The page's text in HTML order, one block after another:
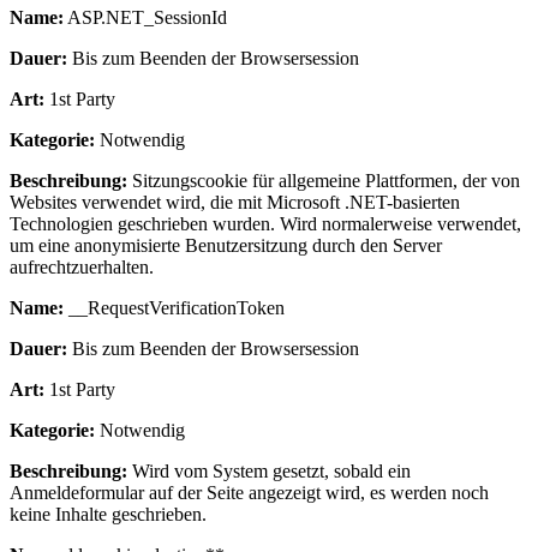
Name: ASP.NET_SessionId
Dauer: Bis zum Beenden der Browsersession
Art: 1st Party
Kategorie: Notwendig
Beschreibung: Sitzungscookie für allgemeine Plattformen, der von
Websites verwendet wird, die mit Microsoft .NET-basierten
Technologien geschrieben wurden. Wird normalerweise verwendet,
um eine anonymisierte Benutzersitzung durch den Server
aufrechtzuerhalten.
Name: __RequestVerificationToken
Dauer: Bis zum Beenden der Browsersession
Art: 1st Party
Kategorie: Notwendig
Beschreibung: Wird vom System gesetzt, sobald ein
Anmeldeformular auf der Seite angezeigt wird, es werden noch
keine Inhalte geschrieben.